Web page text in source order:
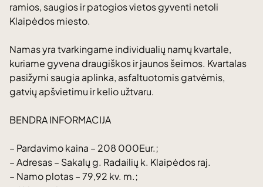
ramios, saugios ir patogios vietos gyventi netoli
Klaipėdos miesto.
Namas yra tvarkingame individualių namų kvartale,
kuriame gyvena draugiškos ir jaunos šeimos. Kvartalas
pasižymi saugia aplinka, asfaltuotomis gatvėmis,
gatvių apšvietimu ir kelio užtvaru.
BENDRA INFORMACIJA
– Pardavimo kaina – 208 000Eur.;
– Adresas – Sakalų g. Radailių k. Klaipėdos raj.
– Namo plotas – 79,92 kv. m.;